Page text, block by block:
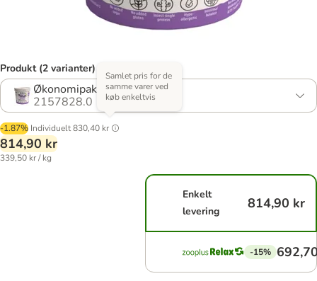
Produkt (2 varianter)
Økonomipakke: 16 x 150 g
2157828.0
-1.87% Individuelt830,40 kr
Samlet pris for de
samme varer ved
køb enkeltvis
814,90 kr
339,50 kr / kg
Enkelt
levering
814,90 kr
-15%